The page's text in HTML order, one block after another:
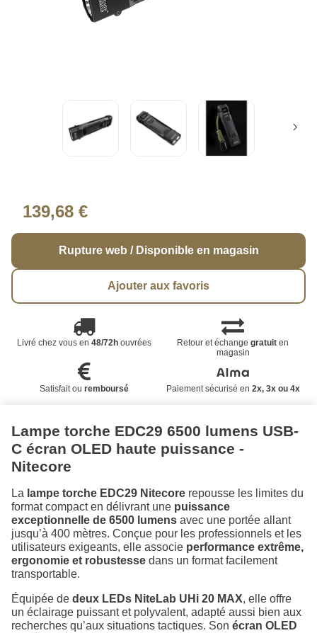
139,68 €
Rupture web / Disponible en magasin
Ajouter aux favoris
Livré chez vous en 48/72houvrées Retour et échangegratuit en
magasin
Satisfait ou remboursé Paiement sécurisé en 2x, 3x ou 4x
Lampe torche EDC29 6500 lumens USB-
C écran OLED haute puissance -
Nitecore
La lampe torche EDC29 Nitecore repousse les limites du
format compact en délivrant une puissance
exceptionnelle de 6500 lumens avec une portée allant
jusqu’à 400 mètres. Conçue pour les professionnels et les
utilisateurs exigeants, elle associe performance extrême,
ergonomie et robustesse dans un format facilement
transportable.
Équipée de deux LEDs NiteLab UHi 20 MAX, elle offre
un éclairage puissant et polyvalent, adapté aussi bien aux
recherches qu’aux situations tactiques. Son écran OLED